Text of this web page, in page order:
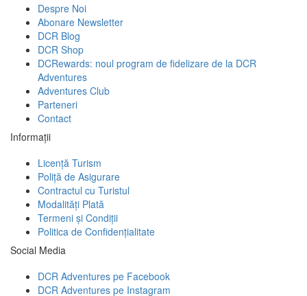
Despre Noi
Abonare Newsletter
DCR Blog
DCR Shop
DCRewards: noul program de fidelizare de la DCR
Adventures
Adventures Club
Parteneri
Contact
Informații
Licență Turism
Poliță de Asigurare
Contractul cu Turistul
Modalități Plată
Termeni și Condiții
Politica de Confidențialitate
Social Media
DCR Adventures pe Facebook
DCR Adventures pe Instagram